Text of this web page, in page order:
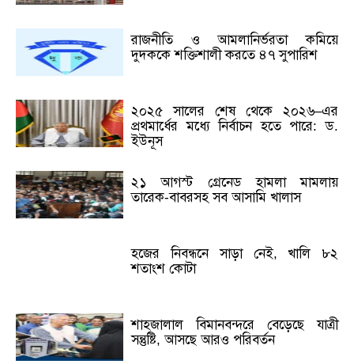
রাজনীতি ও আমলানির্ভরতা কমিয়ে
দুদককে শক্তিশালী করতে ৪৭ সুপারিশ
২০২৫ সালের শেষ থেকে ২০২৬–এর
প্রথমার্ধের মধ্যে নির্বাচন হতে পারে: ড.
ইউনূস
২১ আগস্ট গ্রেনেড হামলা মামলায়
তারেক-বাবরসহ সব আসামি খালাস
হজের নিবন্ধনে সাড়া নেই, খালি ৮২
শতাংশ কোটা
শাহজালাল বিমানবন্দরে বেড়েছে যাত্রী
সন্তুষ্টি, আসছে আরও পরিবর্তন